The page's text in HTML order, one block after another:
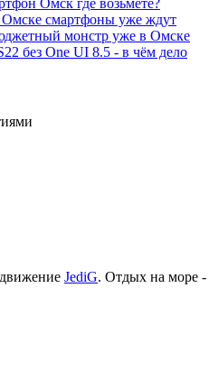
смартфоны уже ждут
монстр уже в Омске
без One UI 8.5 - в чём дело
JediG. Отдых на море -